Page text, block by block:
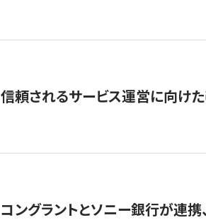
信頼されるサービス運営に向け
コングラントとソニー銀行が連